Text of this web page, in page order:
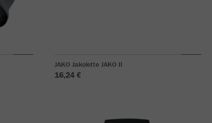
JAKO Jakolette JAKO II
16,24 €